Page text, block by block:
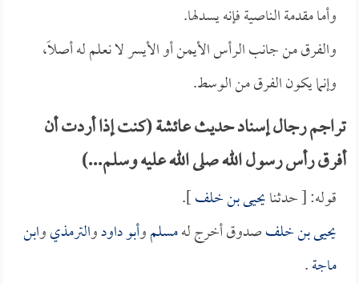
وأما مقدمة الناصية فإنه يسدلها.
والفرق من جانب الرأس الأيمن أو الأيسر لا نعلم له أصلاً،
وإنما يكون الفرق من الوسط.
تراجم رجال إسناد حديث عائشة (كنت إذا أردت أن
أفرق رأس رسول الله صلى الله عليه وسلم...)
قوله: [ حدثنايحيى بن خلف].
يحيى بن خلفصدوق أخرج لهمسلموأبو داودوالترمذيوابن
ماجة.